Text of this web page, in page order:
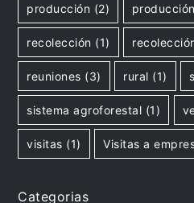
producción (2)
recolección (1)
reuniones (3) rural (1)
sistema agroforestal (1)
visitas (1) Visitas a
Categorias